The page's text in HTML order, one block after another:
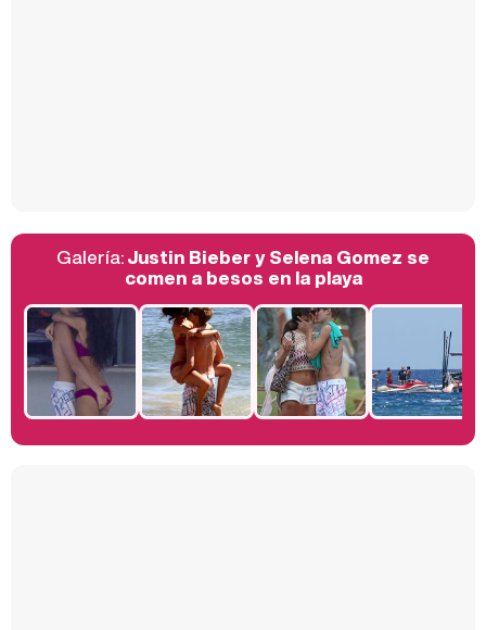
Manu Baqueiro: "Tuve como referente a Bruce Willis en 'Luz de Luna' para mi trabajo en la serie 'Perdiendo el juicio'"
Galería:Justin Bieber y Selena Gomez se
comen a besos en la playa